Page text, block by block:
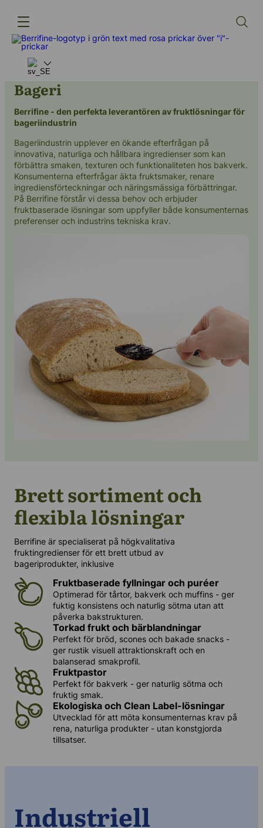
Produkter
Innovation
Leverantörskedjan
Vår berättelse
Kontakta oss
Bageri
Berrifine - den perfekta leverantören av fruktlösningar för
bageriindustrin
Bageriindustrin upplever en ökande efterfrågan på
innovativa, naturliga och hållbara ingredienser som kan
förbättra smaken, texturen och funktionaliteten hos bakverk.
Konsumenterna efterfrågar äkta fruktsmaker, renare
ingrediensförteckningar och näringsmässiga förbättringar.
På Berrifine förstår vi dessa behov och erbjuder
fruktbaserade lösningar som uppfyller både konsumenternas
preferenser och industrins tekniska krav.
Brett sortiment och
flexibla lösningar
Berrifine är specialiserat på högkvalitativa
fruktingredienser för ett brett utbud av
bageriprodukter, inklusive
Fruktbaserade fyllningar och puréer
Optimerad för tårtor, bakverk och muffins - ger
fuktig konsistens och naturlig sötma utan att
påverka bakstrukturen.
Torkad frukt och bärblandningar
Perfekt för bröd, scones och bakade snacks -
ger rustik visuell attraktionskraft och en
balanserad smakprofil.
Fruktpastor
Perfekt för bakverk - ger naturlig sötma och
fruktig smak.
Ekologiska och Clean Label-lösningar
Utvecklad för att möta konsumenternas krav på
rena, naturliga produkter - utan konstgjorda
tillsatser.
Industriell